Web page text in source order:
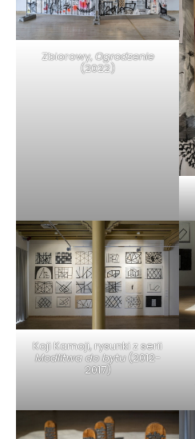
Zbiorowy,Ogrodzenie
(2022)
Koji Kamoji, rysunki z serii
Modlitwa do bytu(2012-
2017)